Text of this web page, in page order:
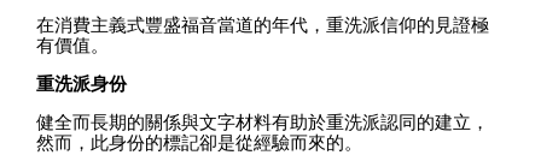
在消費主義式豐盛福音當道的年代，重洗派信仰的見證極
有價值。
重洗派身份
健全而長期的關係與文字材料有助於重洗派認同的建立，
然而，此身份的標記卻是從經驗而來的。